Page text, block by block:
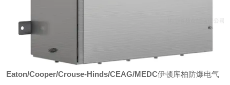
Eaton/Cooper/Crouse-Hinds/CEAG/MEDC伊顿库柏防爆电气